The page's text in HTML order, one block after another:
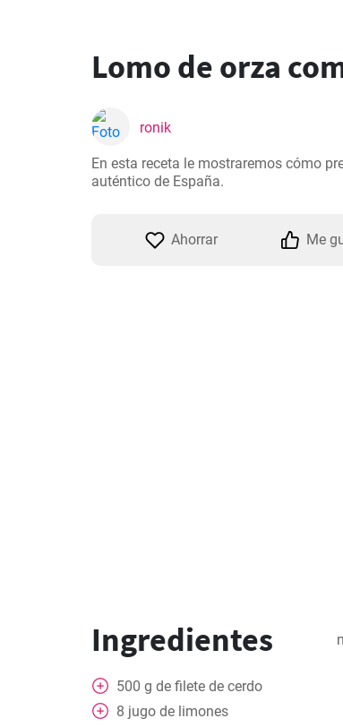
Lomo de orza
ronik
En esta receta le mostraremos cómo
auténtico de España.
Ahorrar Me
Ingredientes
500 g de filete de cerdo
8 jugo de limones